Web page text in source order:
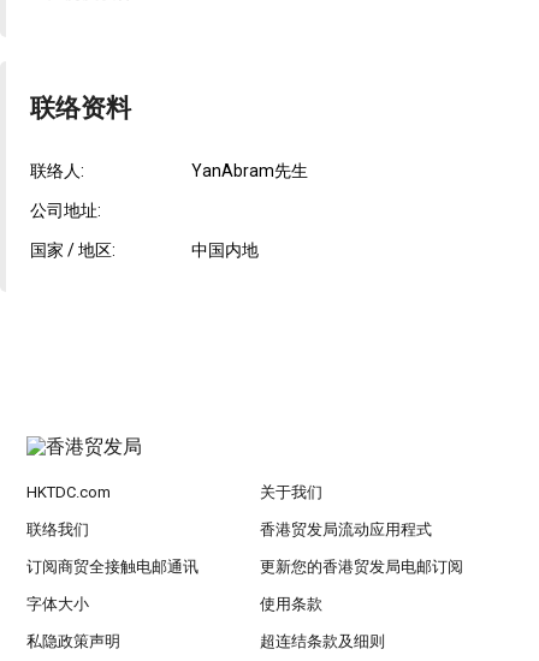
联络资料
联络人: YanAbram先生
公司地址:
国家 / 地区: 中国内地
HKTDC.com 关于我们
联络我们 香港贸发局流动应用程式
订阅商贸全接触电邮通讯 更新您的香港贸发局电邮订阅
字体大小 使用条款
私隐政策声明 超连结条款及细则